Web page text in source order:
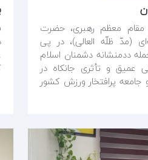
مقام معظم رهبری، حضرت
(مدّ ظلّه العالی)، در پی
ددمنشانه دشمنان اسلام
عمیق و تأثری جانکاه در
جامعه پرافتخار ورزش کشور